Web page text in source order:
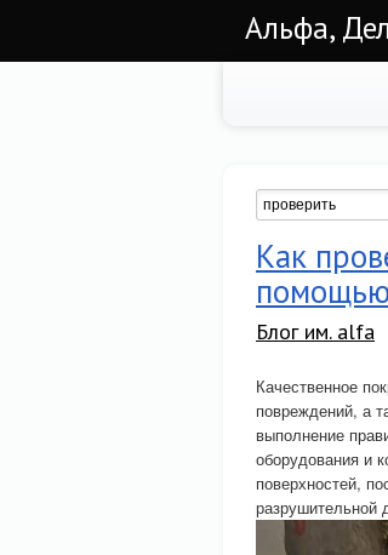
Альфа,
Как
Блог им. alfa
Качественное
повреждений, а
выполнение
оборудования и
поверхностей,
разрушительной